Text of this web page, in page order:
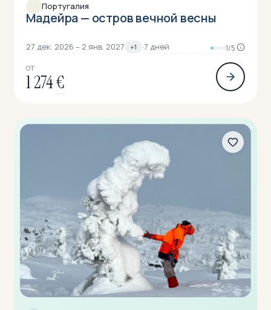
Португалия
Мадейра — остров вечной весны
27 дек. 2026 – 2 янв. 2027 +1 ·7 дней 1/5
ОТ
1 274€